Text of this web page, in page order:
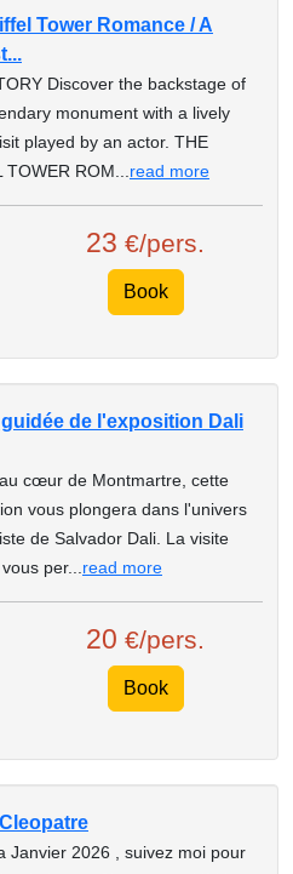
Tower Romance / A
Discover the backstage of
monument with a lively
played by an actor. THE
TOWER ROM... read more
23 €/pers.
Book
de l'exposition Dali
cœur de Montmartre, cette
vous plongera dans l'univers
de Salvador Dali. La visite
per... read more
20 €/pers.
Book
Janvier 2026 , suivez moi pour